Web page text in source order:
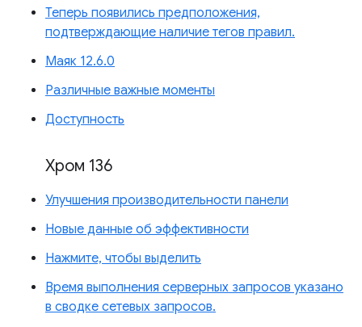
Теперь появились предположения,
подтверждающие наличие тегов правил.
Маяк 12.6.0
Различные важные моменты
Доступность
Хром 136
Улучшения производительности панели
Новые данные об эффективности
Нажмите, чтобы выделить
Время выполнения серверных запросов указано
в сводке сетевых запросов.